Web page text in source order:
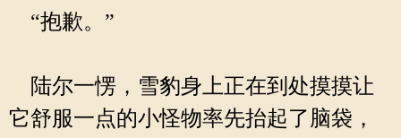
“抱歉。”
陆尔一愣，雪豹身上正在到处摸摸让
它舒服一点的小怪物率先抬起了脑袋，